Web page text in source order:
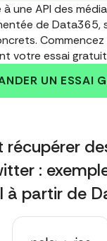
:
TikTok, Reddit,
rules change
data is available.
doesn't require
une API des
de Data365,
votre essai
UN ESSAI
récupérer
:
à partir de